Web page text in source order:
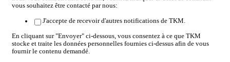
vous souhaitez être contacté par nous:
J'accepte de recevoir d'autres notifications de TKM.
En cliquant sur "Envoyer" ci-dessous, vous consentez à ce que TKM
stocke et traite les données personnelles fournies ci-dessus afin de vous
fournir le contenu demandé.